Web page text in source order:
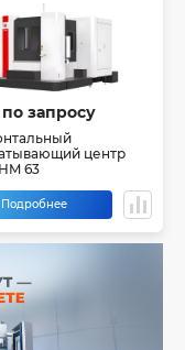
запросу
центр
63
Подробнее